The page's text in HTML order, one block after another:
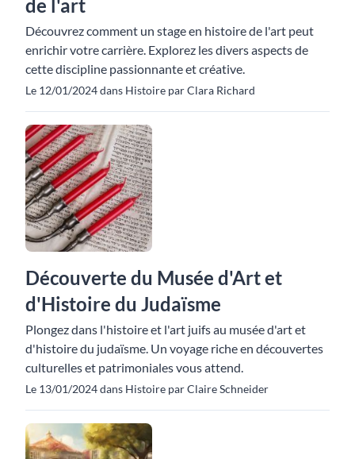
de l'art
Découvrez comment un stage en histoire de l'art peut
enrichir votre carrière. Explorez les divers aspects de
cette discipline passionnante et créative.
Le 12/01/2024 dans Histoire par Clara Richard
Découverte du Musée d'Art et
d'Histoire du Judaïsme
Plongez dans l'histoire et l'art juifs au musée d'art et
d'histoire du judaïsme. Un voyage riche en découvertes
culturelles et patrimoniales vous attend.
Le 13/01/2024 dans Histoire par Claire Schneider